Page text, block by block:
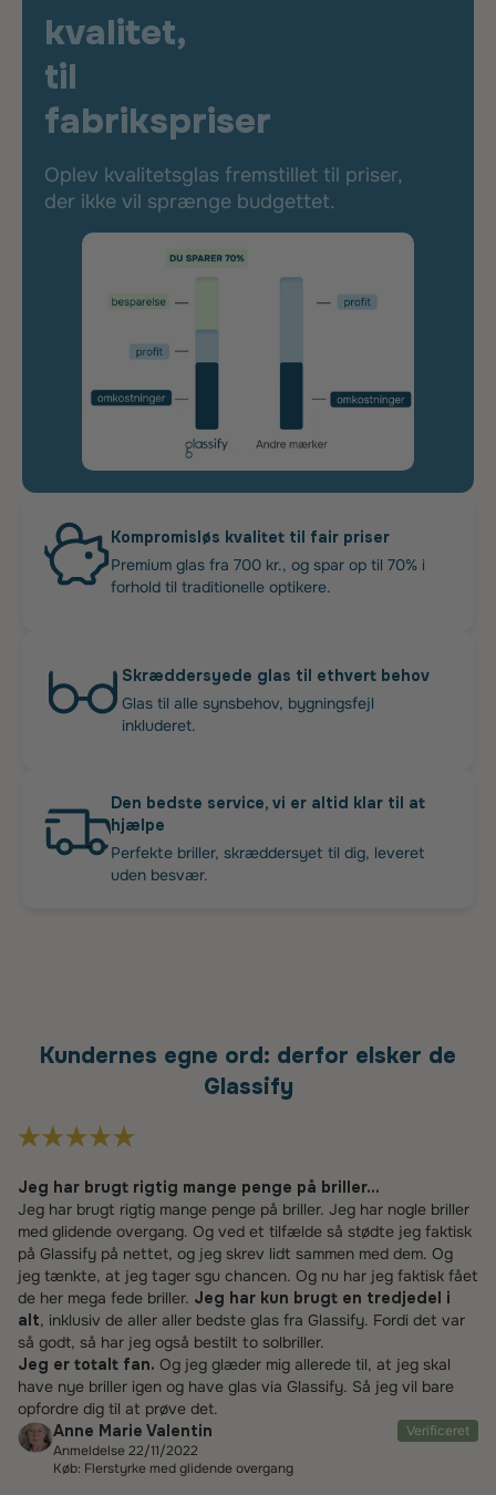
kvalitet,
til
fabrikspriser
Oplev kvalitetsglas fremstillet til priser,
der ikke vil sprænge budgettet.
Kompromisløs kvalitet til fair priser
Premium glas fra 700 kr., og spar op til 70% i
forhold til traditionelle optikere.
Skræddersyede glas til ethvert behov
Glas til alle synsbehov, bygningsfejl
inkluderet.
Den bedste service, vi er altid klar til at
hjælpe
Perfekte briller, skræddersyet til dig, leveret
uden besvær.
Kundernes egne ord: derfor elsker de
Glassify
Jeg har brugt rigtig mange penge på briller...
Jeg har brugt rigtig mange penge på briller. Jeg har nogle briller
med glidende overgang. Og ved et tilfælde så stødte jeg faktisk
på Glassify på nettet, og jeg skrev lidt sammen med dem. Og
jeg tænkte, at jeg tager sgu chancen. Og nu har jeg faktisk fået
de her mega fede briller. Jeg har kun brugt en tredjedel i
alt, inklusiv de aller aller bedste glas fra Glassify. Fordi det var
så godt, så har jeg også bestilt to solbriller.
Jeg er totalt fan. Og jeg glæder mig allerede til, at jeg skal
have nye briller igen og have glas via Glassify. Så jeg vil bare
opfordre dig til at prøve det.
Anne Marie Valentin
Verificeret
Anmeldelse 22/11/2022
Køb: Flerstyrke med glidende overgang